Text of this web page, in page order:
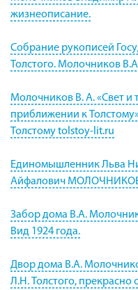
жизнеописание.
Собрание рукописей
Толстого. Молочников
Молочников В. А. «Свет
приближении к
Толстому tolstoy-lit.ru
Единомышленник Льва
Айфалович МОЛОЧНИКОВ
Забор дома В.А.
Вид 1924 года.
Двор дома В.А.
Л.Н. Толстого,